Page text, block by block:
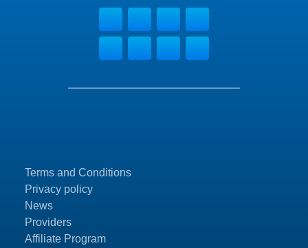
Terms and Conditions
Privacy policy
News
Providers
Affiliate Program